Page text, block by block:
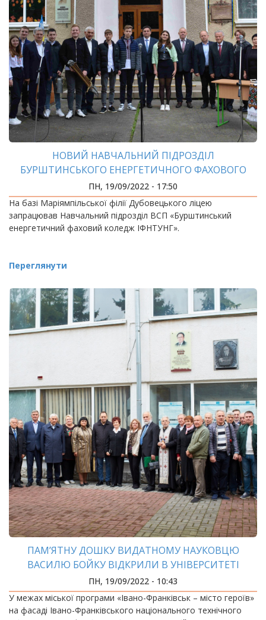
НОВИЙ НАВЧАЛЬНИЙ ПІДРОЗДІЛ
БУРШТИНСЬКОГО ЕНЕРГЕТИЧНОГО ФАХОВОГО
КОЛЕДЖУ ІФНТУНГ РОЗПОЧАВ РОБОТУ
ПН, 19/09/2022 - 17:50
На базі Маріямпільської філії Дубовецького ліцею
запрацював Навчальний підрозділ ВСП «Бурштинський
енергетичний фаховий коледж ІФНТУНГ».
Переглянути
ПАМ’ЯТНУ ДОШКУ ВИДАТНОМУ НАУКОВЦЮ
ВАСИЛЮ БОЙКУ ВІДКРИЛИ В УНІВЕРСИТЕТІ
ПН, 19/09/2022 - 10:43
У межах міської програми «Івано-Франківськ – місто героїв»
на фасаді Івано-Франківського національного технічного